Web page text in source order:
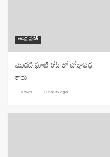
ఆంధ్ర ప్రదేశ్
మొదటి ఘాట్ రోడ్ లో బోల్తాపడ్డ
కారు
Eswar 10 hours ago